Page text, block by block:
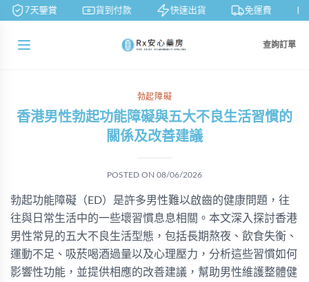
7天鑒賞 貨到付款 快速出貨 免運費
查詢訂單
勃起障礙
香港男性勃起功能障礙與五大不良生活習慣的
關係及改善建議
POSTED ON 08/06/2026
勃起功能障礙（ED）是許多男性難以啟齒的健康問題，往
往與日常生活中的一些壞習慣息息相關。本文深入探討香港
男性常見的五大不良生活型態，包括長期熬夜、飲食失衡、
運動不足、吸菸喝酒過量以及心理壓力，分析這些習慣如何
影響性功能，並提供相應的改善建議，幫助男性維護整體健